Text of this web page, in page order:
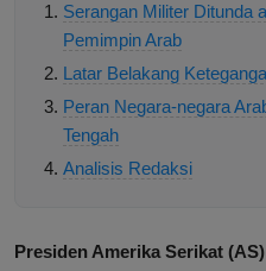
Serangan Militer Ditunda
Pemimpin Arab
Latar Belakang
Peran Negara-negara
Tengah
Analisis Redaksi
Presiden Amerika Serikat